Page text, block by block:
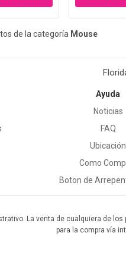
de la categoría Mouse
Ayuda
Noticias
FAQ
Ubicación
Como
Boton de
La venta de cualquiera de
para la compra vía